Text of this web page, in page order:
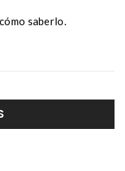
saberlo.